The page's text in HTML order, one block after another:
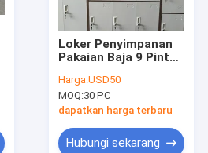
Loker Penyimpanan
Pakaian Baja 9 Pintu
H1850XW900XD400MM
Harga:USD50
MOQ:30 PC
dapatkan harga terbaru
Hubungi sekarang